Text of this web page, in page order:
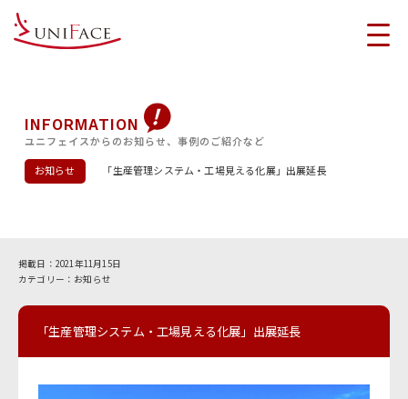
INFORMATION
ユニフェイスからのお知らせ、事例のご紹介など
お知らせ 「生産管理システム・工場見える化展」出展延長
2021年11月15日
お知らせ
「生産管理システム・工場見える化展」出展延長